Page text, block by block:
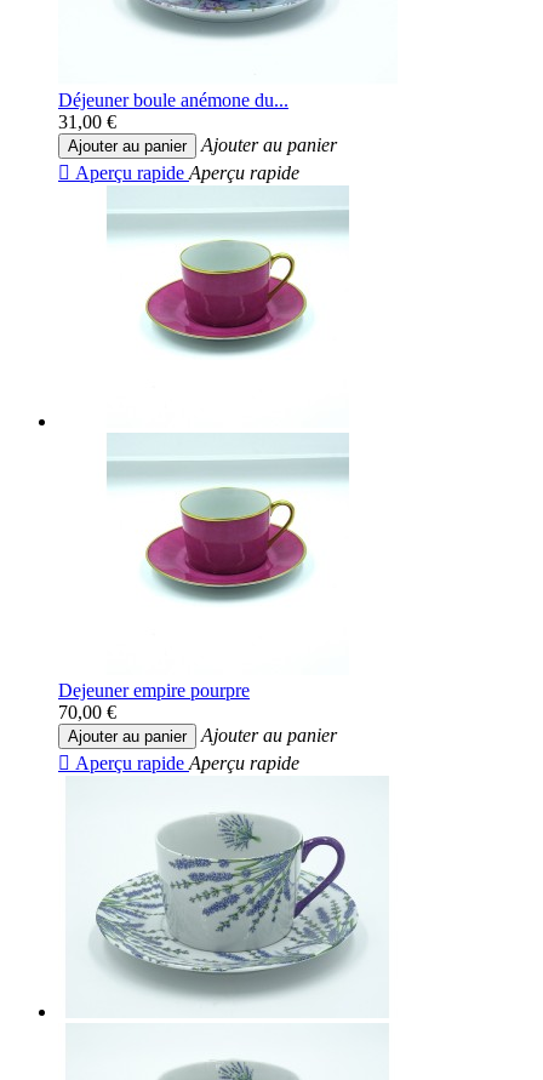
Déjeuner boule anémone du...
31,00 €
Ajouter au panier
Ajouter au panier
 Aperçu rapide Aperçu rapide
Dejeuner empire pourpre
70,00 €
Ajouter au panier
Ajouter au panier
 Aperçu rapide Aperçu rapide